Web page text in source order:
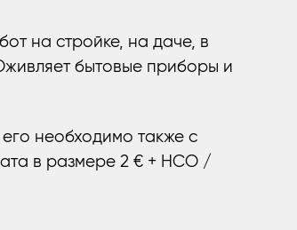
на стройке, на даче, в
бытовые приборы и
необходимо также с
в размере 2 € + НСО /